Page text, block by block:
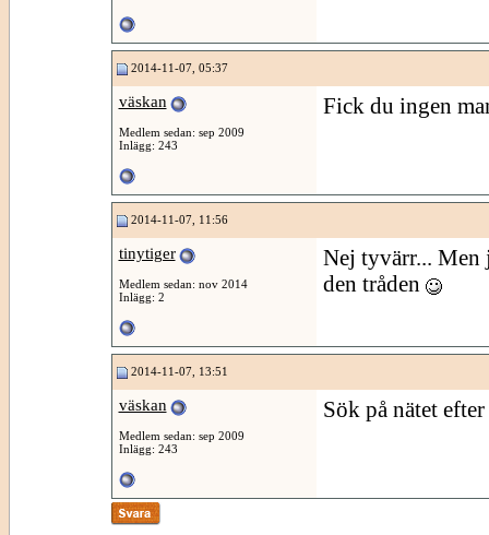
2014-11-07, 05:37
väskan
Medlem sedan: sep 2009
Inlägg: 243
Fick du ingen
2014-11-07, 11:56
tinytiger
Medlem sedan: nov 2014
Inlägg: 2
Nej tyvärr... Men
den tråden
2014-11-07, 13:51
väskan
Medlem sedan: sep 2009
Inlägg: 243
Sök på nätet